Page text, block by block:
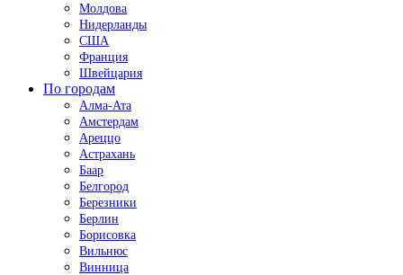
Молдова
Нидерланды
США
Франция
Швейцария
По городам
Алма-Ата
Амстердам
Ареццо
Астрахань
Баар
Белгород
Березники
Берлин
Борисовка
Вильнюс
Винница